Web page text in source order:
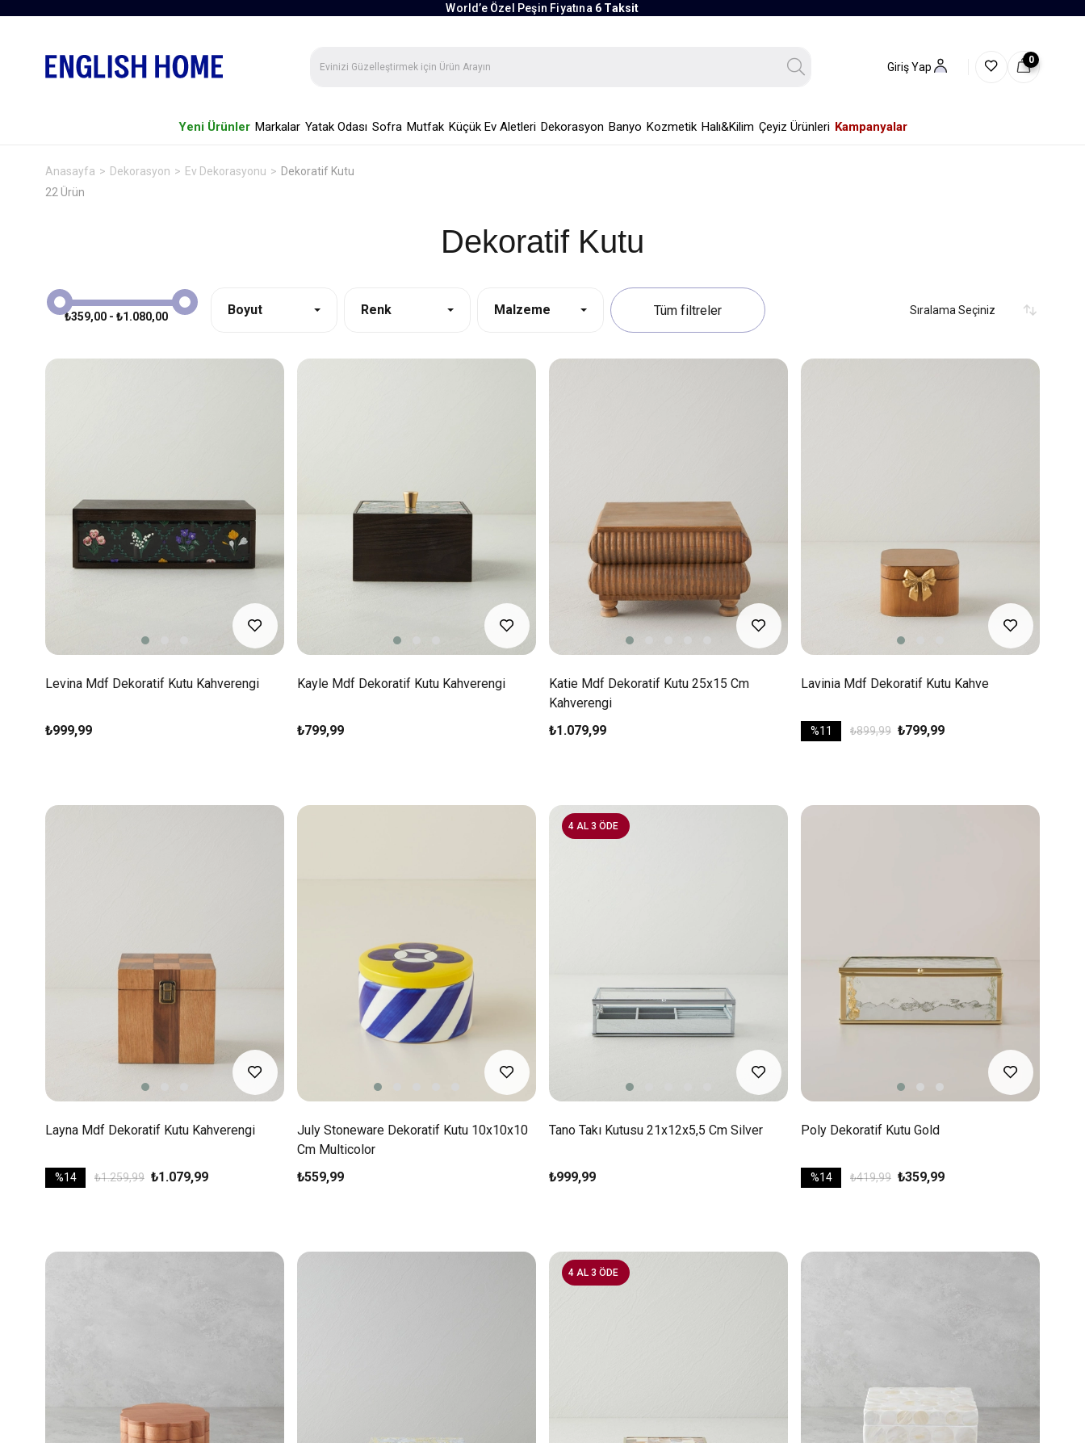
World’e Özel Peşin Fiyatına 6 Taksit
Giriş Yap
0
Yeni Ürünler Markalar Yatak Odası Sofra Mutfak Küçük Ev Aletleri Dekorasyon Banyo Kozmetik Halı&Kilim Çeyiz Ürünleri Kampanyalar
Anasayfa Dekorasyon Ev Dekorasyonu
Dekoratif Kutu
22 Ürün
Dekoratif Kutu
₺359,00 - ₺1.080,00 Boyut Renk Malzeme
Levina Mdf Dekoratif Kutu Kahverengi
₺999,99
Kayle Mdf Dekoratif Kutu Kahverengi
₺799,99
Katie Mdf Dekoratif Kutu 25x15 Cm
Kahverengi
₺1.079,99
Lavinia Mdf Dekoratif Kutu Kahve
%11 ₺799,99
₺899,99
Layna Mdf Dekoratif Kutu Kahverengi
%14 ₺1.079,99
₺1.259,99
July Stoneware Dekoratif Kutu 10x10x10
Cm Multicolor
₺559,99
Tano Takı Kutusu 21x12x5,5 Cm Silver
₺999,99
4 AL 3 ÖDE
Poly Dekoratif Kutu Gold
%14 ₺359,99
₺419,99
4 AL 3 ÖDE